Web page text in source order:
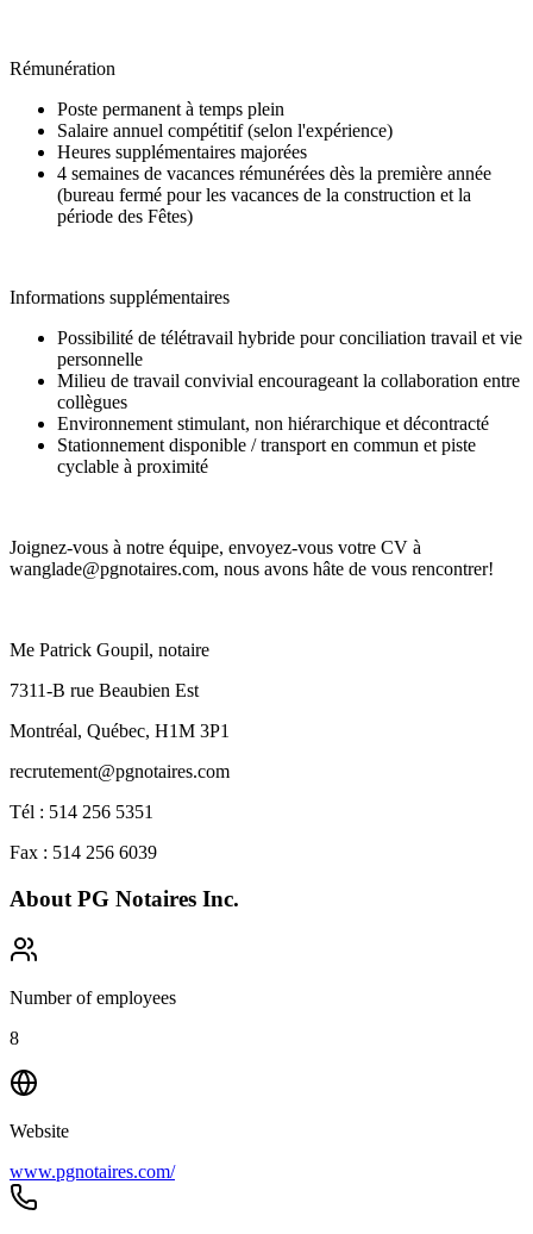
Rémunération
Poste permanent à temps plein
Salaire annuel compétitif (selon l'expérience)
Heures supplémentaires majorées
4 semaines de vacances rémunérées dès la première année
(bureau fermé pour les vacances de la construction et la
période des Fêtes)
Informations supplémentaires
Possibilité de télétravail hybride pour conciliation travail et vie
personnelle
Milieu de travail convivial encourageant la collaboration entre
collègues
Environnement stimulant, non hiérarchique et décontracté
Stationnement disponible / transport en commun et piste
cyclable à proximité
Joignez-vous à notre équipe, envoyez-vous votre CV à
wanglade@pgnotaires.com, nous avons hâte de vous rencontrer!
Me Patrick Goupil, notaire
7311-B rue Beaubien Est
Montréal, Québec, H1M 3P1
recrutement@pgnotaires.com
Tél : 514 256 5351
Fax : 514 256 6039
About PG Notaires Inc.
Number of employees
8
Website
www.pgnotaires.com/